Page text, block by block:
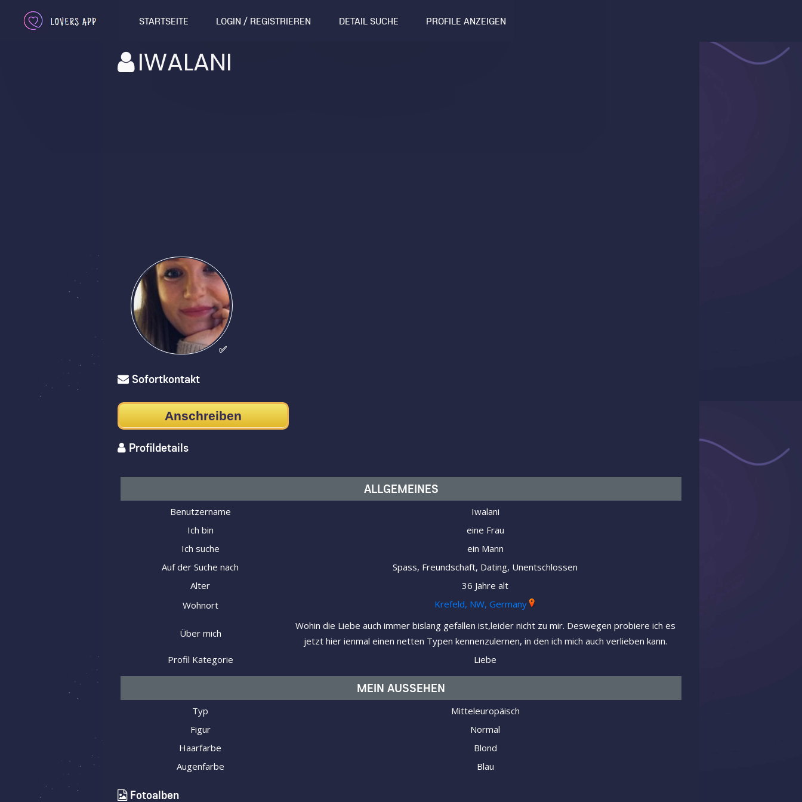
STARTSEITE LOGIN / REGISTRIEREN DETAIL SUCHE PROFILE ANZEIGEN
IWALANI
✅
Sofortkontakt
Anschreiben
Profildetails
ALLGEMEINES
Benutzername
Iwalani
Ich bin
eine Frau
Ich suche
ein Mann
Auf der Suche nach
Spass, Freundschaft, Dating, Unentschlossen
Alter
36 Jahre alt
Wohnort
Krefeld, NW, Germany
Über mich
Wohin die Liebe auch immer bislang gefallen ist,leider nicht zu mir. Deswegen probiere ich es
jetzt hier ienmal einen netten Typen kennenzulernen, in den ich mich auch verlieben kann.
Profil Kategorie
Liebe
MEIN AUSSEHEN
Typ
Mitteleuropäisch
Figur
Normal
Haarfarbe
Blond
Augenfarbe
Blau
Fotoalben